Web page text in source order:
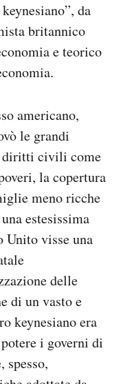
da
britannico
e teorico
americano,
le grandi
diritti civili come
la copertura
meno ricche
estesissima
Unito visse una
delle
di un vasto e
keynesiano era
i governi di
spesso,